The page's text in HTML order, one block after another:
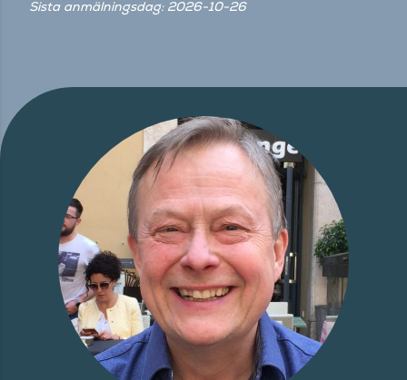
Sista anmälningsdag: 2026-10-26